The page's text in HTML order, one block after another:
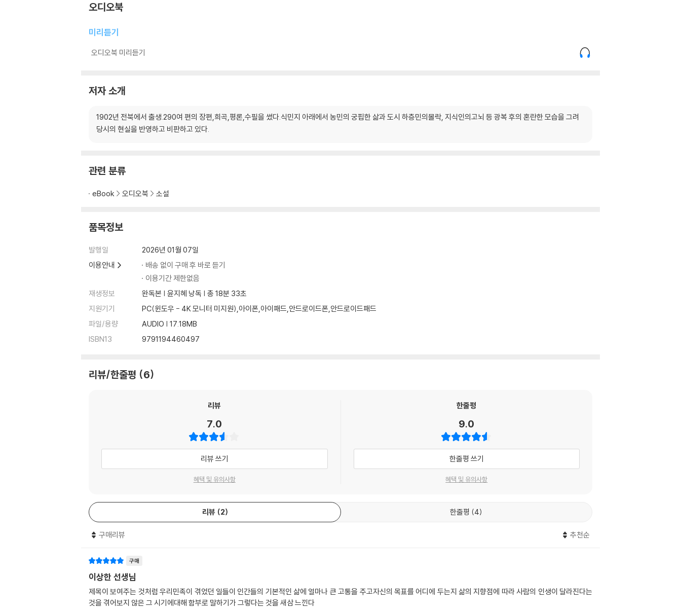
오디오북
미리듣기
오디오북 미리듣기
저자 소개
1902년 전북에서 출생.290여 편의 장편,희곡,평론,수필을 썼다.식민지 아래에서 농민의 궁핍한 삶과 도시 하층민의몰락, 지식인의고뇌 등 광복 후의 혼란한 모습을 그려
당시의 현실을 반영하고 비판하고 있다.
관련 분류
eBook 오디오북 소설
품목정보
발행일
2026년 01월 07일
이용안내
배송 없이 구매 후 바로 듣기
이용기간 제한없음
재생정보
완독본 | 윤지혜 낭독 | 총 18분 33초
지원기기
PC(윈도우 - 4K 모니터 미지원),아이폰,아이패드,안드로이드폰,안드로이드패드
파일/용량
AUDIO | 17.18MB
ISBN13
9791194460497
리뷰/한줄평 6
리뷰
7.0
리뷰 쓰기
혜택 및 유의사항
한줄평
9.0
한줄평 쓰기
혜택 및 유의사항
리뷰 2 한줄평 4
구매리뷰 추천순
구매
이상한 선생님
제목이 보여주는 것처럼 우리민족이 겪었던 일들이 인간들의 기본적인 삶에 얼마나 큰 고통을 주고자신의 목표를 어디에 두는지 삶의 지향점에 따라 사람의 인생이 달라진다는
것을 겪어보지 않은 그 시기에대해 함부로 말하기가 그렇다는 것을 새삼 느낀다